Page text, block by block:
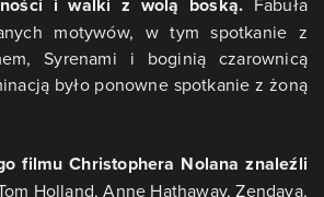
i walki z wolą boską. Fabuła
motywów, w tym spotkanie z
Syrenami i boginią czarownicą
było ponowne spotkanie z żoną
filmu Christophera Nolana znaleźli
Holland, Anne Hathaway, Zendaya,